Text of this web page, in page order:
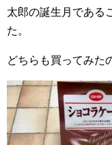
太郎の誕生月である
た。
どちらも買ってみた